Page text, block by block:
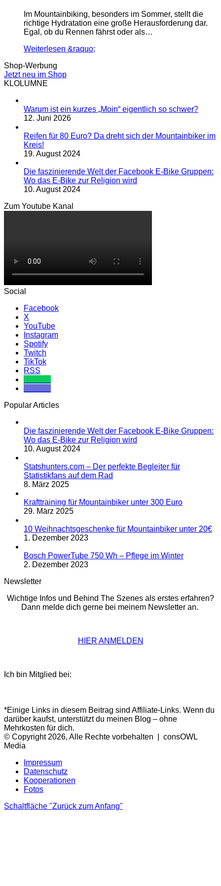
Im Mountainbiking, besonders im Sommer, stellt die
richtige Hydratation eine große Herausforderung dar.
Egal, ob du Rennen fährst oder als…
Weiterlesen &raquo;
Shop-Werbung
Jetzt neu im Shop
KLOLUMNE
Warum ist ein kurzes „Moin“ eigentlich so schwer?
12. Juni 2026
Reifen für 80 Euro? Da dreht sich der Mountainbiker im
Kreis!
19. August 2024
Die faszinierende Welt der Facebook E-Bike Gruppen:
Wo das E-Bike zur Religion wird
10. August 2024
Zum Youtube Kanal
Social
Facebook
X
YouTube
Instagram
Spotify
Twitch
TikTok
RSS
Popular Articles
Die faszinierende Welt der Facebook E-Bike Gruppen:
Wo das E-Bike zur Religion wird
10. August 2024
Statshunters.com – Der perfekte Begleiter für
Statistikfans auf dem Rad
8. März 2025
Krafttraining für Mountainbiker unter 300 Euro
29. März 2025
10 Weihnachtsgeschenke für Mountainbiker unter 20€
1. Dezember 2023
Bosch PowerTube 750 Wh – Pflege im Winter
2. Dezember 2023
Newsletter
Wichtige Infos und Behind The Szenes als erstes erfahren?
Dann melde dich gerne bei meinem Newsletter an.
HIER ANMELDEN
Ich bin Mitglied bei:
*Einige Links in diesem Beitrag sind Affiliate-Links. Wenn du
darüber kaufst, unterstützt du meinen Blog – ohne
Mehrkosten für dich.
© Copyright 2026, Alle Rechte vorbehalten | consOWL
Media
Impressum
Datenschutz
Kooperationen
Fotos
Schaltfläche "Zurück zum Anfang"